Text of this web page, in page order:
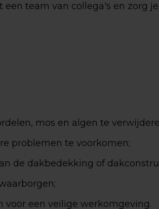
team van collega's en zorg
mos en algen te
problemen te voorkomen;
de dakbedekking of
voor een veilige werkomgeving.